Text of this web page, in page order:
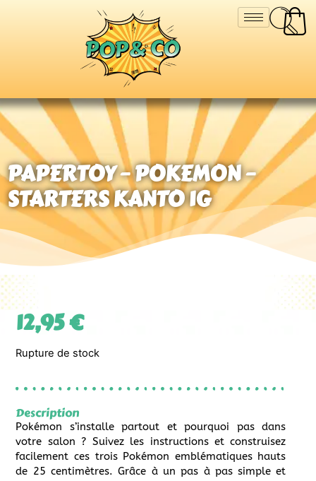
PAPERTOY – POKEMON –
STARTERS KANTO 1G
12,95€
Rupture de stock
Description
Pokémon s’installe partout et pourquoi pas dans
votre salon ? Suivez les instructions et construisez
facilement ces trois Pokémon emblématiques hauts
de 25 centimètres. Grâce à un pas à pas simple et